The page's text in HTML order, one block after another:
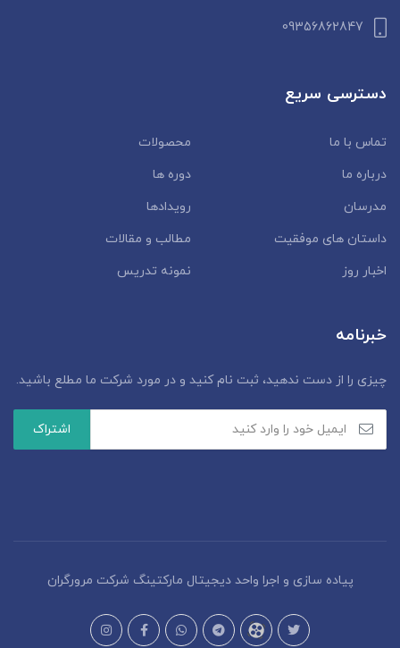
09356862847
دسترسی سریع
تماس با ما
محصولات
درباره ما
دوره ها
مدرسان
رویدادها
داستان‌ های موفقیت
مطالب و مقالات
اخبار روز
نمونه تدریس
خبرنامه
چیزی را از دست ندهید، ثبت نام کنید و در مورد شرکت ما مطلع باشید.
پیاده سازی و اجرا واحد دیجیتال مارکتینگ شرکت مرورگران